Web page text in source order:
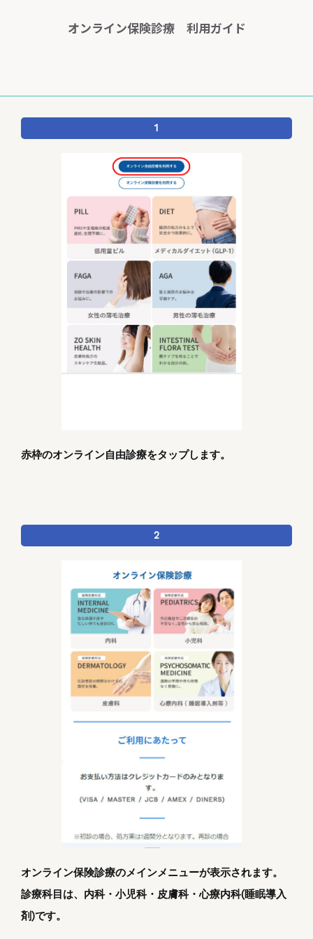
オンライン保険診療 利用ガイド
1
赤枠のオンライン自由診療をタップします。
2
オンライン保険診療のメインメニューが表示されます。
診療科目は、内科・小児科・皮膚科・心療内科(睡眠導入
剤)です。